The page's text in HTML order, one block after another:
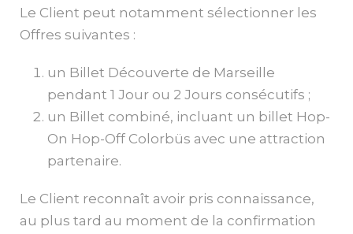
Le Client peut notamment sélectionner les
Offres suivantes :
un Billet Découverte de Marseille
pendant 1 Jour ou 2 Jours consécutifs ;
un Billet combiné, incluant un billet Hop-
On Hop-Off Colorbüs avec une attraction
partenaire.
Le Client reconnaît avoir pris connaissance,
au plus tard au moment de la confirmation